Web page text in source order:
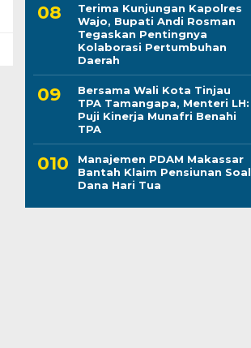
Terima Kunjungan Kapolres
Wajo, Bupati Andi Rosman
Tegaskan Pentingnya
Kolaborasi Pertumbuhan
Daerah
Bersama Wali Kota Tinjau
TPA Tamangapa, Menteri LH:
Puji Kinerja Munafri Benahi
TPA
Manajemen PDAM Makassar
Bantah Klaim Pensiunan Soal
Dana Hari Tua